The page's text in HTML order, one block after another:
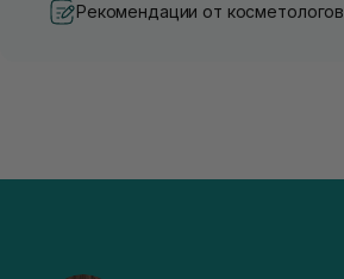
Рекомендации от косметологов